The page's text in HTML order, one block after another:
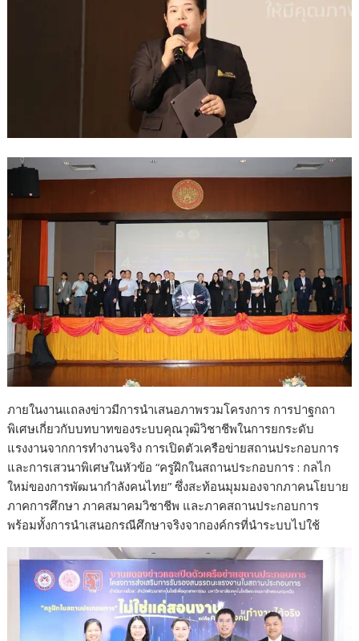
ภายในงานแถลงข่าวมีการนำเสนอภาพรวมโครงการ การปาฐกถา
พิเศษเกี่ยวกับบทบาทของระบบคุณวุฒิวิชาชีพในการยกระดับ
แรงงานจากการทำงานจริง การเปิดตัวเครือข่ายสถานประกอบการ
และการเสวนาพิเศษในหัวข้อ “ครูฝึกในสถานประกอบการ : กลไก
ใหม่ของการพัฒนากำลังคนไทย” ซึ่งสะท้อนมุมมองจากภาคนโยบาย
ภาคการศึกษา ภาคสมาคมวิชาชีพ และภาคสถานประกอบการ
พร้อมทั้งการนำเสนอกรณีศึกษาจริงจากองค์กรที่นำระบบไปใช้